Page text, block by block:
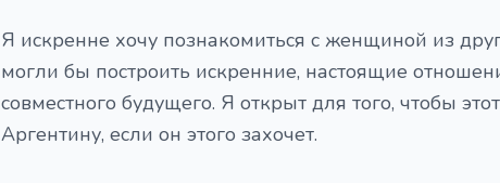
Я искренне хочу познакомиться с женщиной из
могли бы построить искренние, настоящие
совместного будущего. Я открыт для того, чтобы
Аргентину, если он этого захочет.